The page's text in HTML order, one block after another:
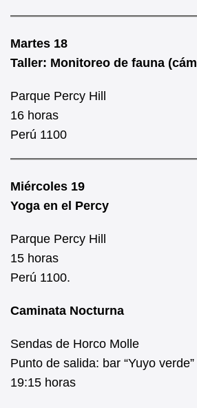
Martes 18
Taller: Monitoreo de fauna
Parque Percy Hill
16 horas
Perú 1100
Miércoles 19
Yoga en el Percy
Parque Percy Hill
15 horas
Perú 1100.
Caminata Nocturna
Sendas de Horco Molle
Punto de salida: bar “Yuyo verde”
19:15 horas